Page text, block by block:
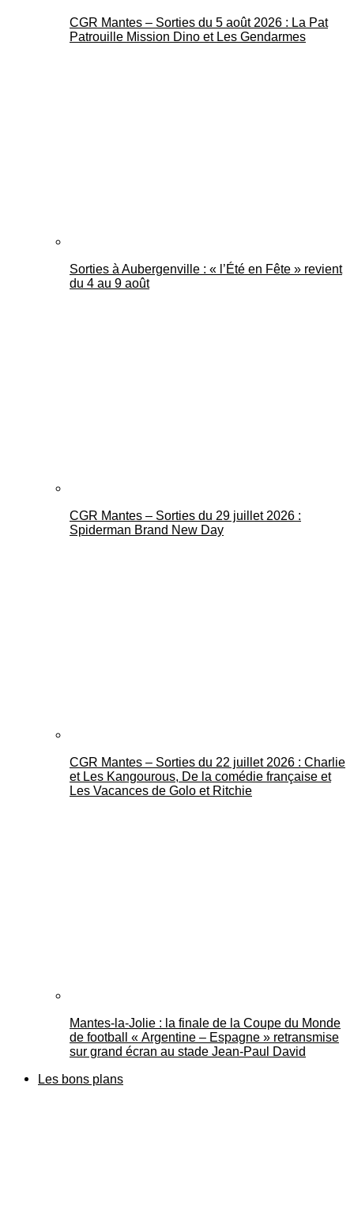
CGR Mantes – Sorties du 5 août 2026 : La Pat
Patrouille Mission Dino et Les Gendarmes
Sorties à Aubergenville : « l’Été en Fête » revient
du 4 au 9 août
CGR Mantes – Sorties du 29 juillet 2026 :
Spiderman Brand New Day
CGR Mantes – Sorties du 22 juillet 2026 : Charlie
et Les Kangourous, De la comédie française et
Les Vacances de Golo et Ritchie
Mantes-la-Jolie : la finale de la Coupe du Monde
de football « Argentine – Espagne » retransmise
sur grand écran au stade Jean-Paul David
Les bons plans